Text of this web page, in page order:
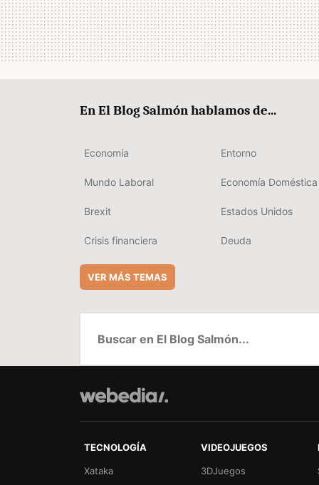
En El Blog Salmón hablamos de...
Economía Entorno
Mundo Laboral Economía Doméstica
Brexit Estados Unidos
Crisis financiera Deuda
VER MÁS TEMAS
TECNOLOGÍA
Xataka
VIDEOJUEGOS
3DJuegos